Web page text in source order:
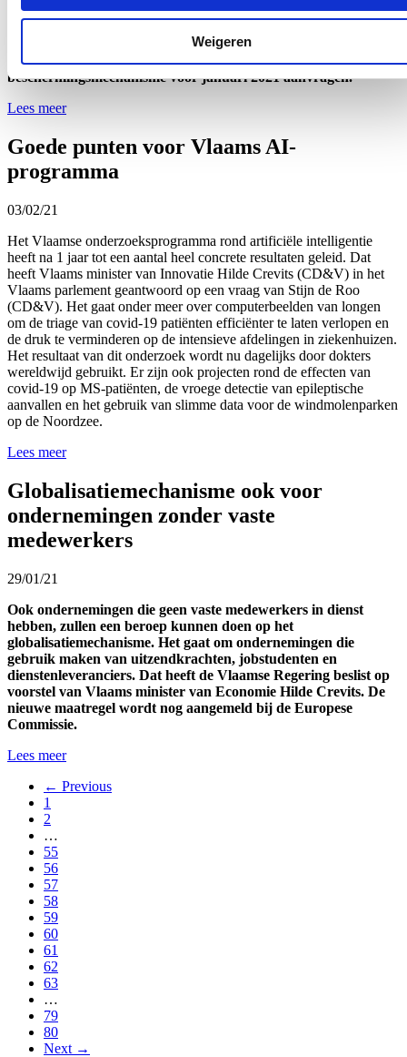
Weigeren
beschermingsmechanisme voor de maanden januari en februari
haar goedkeuring voor de maatregel gegeven. Vanaf 16
februari 2021 zullen ondernemers het Vlaams
beschermingsmechanisme voor januari 2021 aanvragen.
Lees meer
Goede punten voor Vlaams AI-
programma
03/02/21
Het Vlaamse onderzoeksprogramma rond artificiële intelligentie
heeft na 1 jaar tot een aantal heel concrete resultaten geleid. Dat
heeft Vlaams minister van Innovatie Hilde Crevits (CD&V) in het
Vlaams parlement geantwoord op een vraag van Stijn de Roo
(CD&V). Het gaat onder meer over computerbeelden van longen
om de triage van covid-19 patiënten efficiënter te laten verlopen en
de druk te verminderen op de intensieve afdelingen in ziekenhuizen.
Het resultaat van dit onderzoek wordt nu dagelijks door dokters
wereldwijd gebruikt. Er zijn ook projecten rond de effecten van
covid-19 op MS-patiënten, de vroege detectie van epileptische
aanvallen en het gebruik van slimme data voor de windmolenparken
op de Noordzee.
Lees meer
Globalisatiemechanisme ook voor
ondernemingen zonder vaste
medewerkers
29/01/21
Ook ondernemingen die geen vaste medewerkers in dienst
hebben, zullen een beroep kunnen doen op het
globalisatiemechanisme. Het gaat om ondernemingen die
gebruik maken van uitzendkrachten, jobstudenten en
dienstenleveranciers. Dat heeft de Vlaamse Regering beslist op
voorstel van Vlaams minister van Economie Hilde Crevits. De
nieuwe maatregel wordt nog aangemeld bij de Europese
Commissie.
Lees meer
← Previous
1
2
…
55
56
57
58
59
60
61
62
63
…
79
80
Next →